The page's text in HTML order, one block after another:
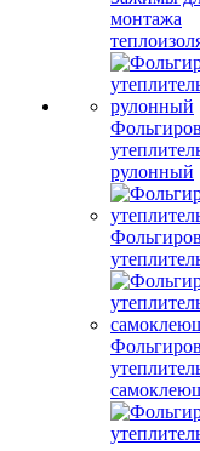
монтажа
рулонный